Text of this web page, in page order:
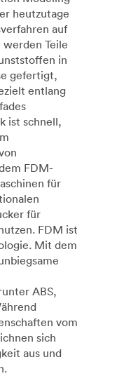
heutzutage
auf
Teile
in
gefertigt,
entlang
ist schnell,
FDM-
für
für
FDM ist
Mit dem
ABS,
vom
sich
aus und